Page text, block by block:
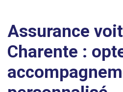
Assurance
Charente :
personnalisé